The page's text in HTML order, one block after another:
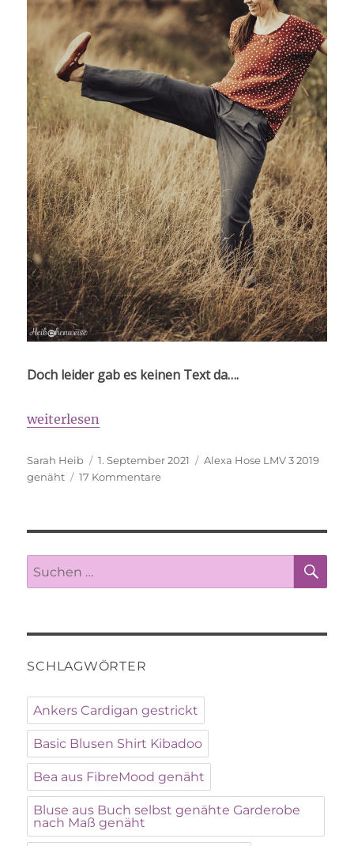
Doch leider gab es keinen Text da….
„Hey Sari, google doch mal Alexa…“
weiterlesen
Autor
Sarah Heib
Veröffentlicht
am
1. September 2021 Schlagwörter
Alexa Hose LMV 3 2019
genäht
17 Kommentarezu
mal
Suche
nach:
SCHLAGWÖRTER
Ankers Cardigan gestrickt
Basic Blusen Shirt Kibadoo
Bea aus FibreMood genäht
Bluse aus Buch selbst genähte Garderobe
nach Maß genäht